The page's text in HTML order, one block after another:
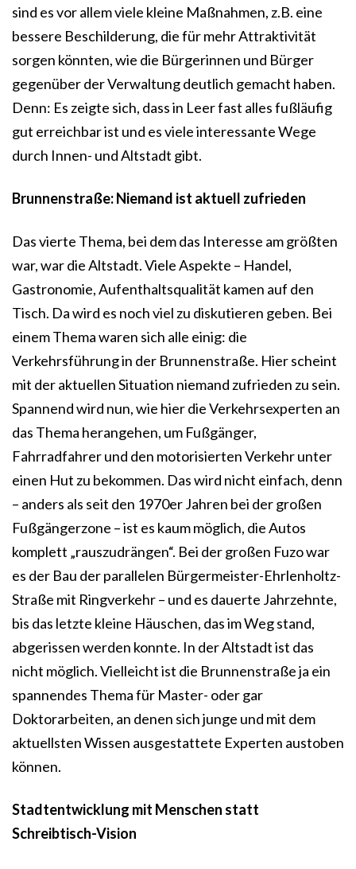
sind es vor allem viele kleine Maßnahmen, z.B. eine
bessere Beschilderung, die für mehr Attraktivität
sorgen könnten, wie die Bürgerinnen und Bürger
gegenüber der Verwaltung deutlich gemacht haben.
Denn: Es zeigte sich, dass in Leer fast alles fußläufig
gut erreichbar ist und es viele interessante Wege
durch Innen- und Altstadt gibt.
Brunnenstraße: Niemand ist aktuell zufrieden
Das vierte Thema, bei dem das Interesse am größten
war, war die Altstadt. Viele Aspekte – Handel,
Gastronomie, Aufenthaltsqualität kamen auf den
Tisch. Da wird es noch viel zu diskutieren geben. Bei
einem Thema waren sich alle einig: die
Verkehrsführung in der Brunnenstraße. Hier scheint
mit der aktuellen Situation niemand zufrieden zu sein.
Spannend wird nun, wie hier die Verkehrsexperten an
das Thema herangehen, um Fußgänger,
Fahrradfahrer und den motorisierten Verkehr unter
einen Hut zu bekommen. Das wird nicht einfach, denn
– anders als seit den 1970er Jahren bei der großen
Fußgängerzone – ist es kaum möglich, die Autos
komplett „rauszudrängen“. Bei der großen Fuzo war
es der Bau der parallelen Bürgermeister-Ehrlenholtz-
Straße mit Ringverkehr – und es dauerte Jahrzehnte,
bis das letzte kleine Häuschen, das im Weg stand,
abgerissen werden konnte. In der Altstadt ist das
nicht möglich. Vielleicht ist die Brunnenstraße ja ein
spannendes Thema für Master- oder gar
Doktorarbeiten, an denen sich junge und mit dem
aktuellsten Wissen ausgestattete Experten austoben
können.
Stadtentwicklung mit Menschen statt
Schreibtisch-Vision